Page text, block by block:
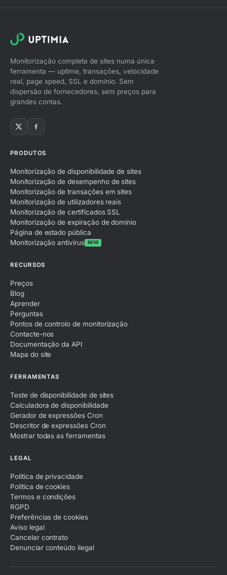
Monitorização completa de sites numa única
ferramenta — uptime, transações, velocidade
real, page speed, SSL e domínio. Sem
dispersão de fornecedores, sem preços para
grandes contas.
PRODUTOS
Monitorização de disponibilidade de sites
Monitorização de desempenho de sites
Monitorização de transações em sites
Monitorização de utilizadores reais
Monitorização de certificados SSL
Monitorização de expiração de domínio
Página de estado pública
Monitorização antivírus NOVO
RECURSOS
Preços
Blog
Aprender
Perguntas
Pontos de controlo de monitorização
Contacte-nos
Documentação da API
Mapa do site
FERRAMENTAS
Teste de disponibilidade de sites
Calculadora de disponibilidade
Gerador de expressões Cron
Descritor de expressões Cron
Mostrar todas as ferramentas
LEGAL
Política de privacidade
Política de cookies
Termos e condições
RGPD
Preferências de cookies
Aviso legal
Cancelar contrato
Denunciar conteúdo ilegal